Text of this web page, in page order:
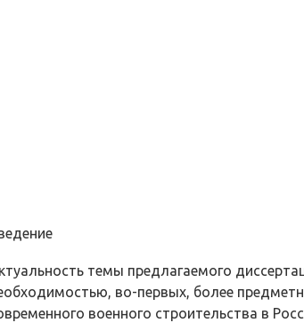
темы предлагаемого
во-первых, более
военного строительства в